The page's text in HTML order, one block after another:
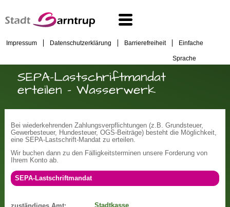
Impressum Datenschutzerklärung Barrierefreiheit Einfache
Sprache
SEPA-Lastschriftmandat
erteilen - Wasserwerk
Bei wiederkehrenden Zahlungsverpflichtungen (z.B. Grundsteuer,
Gewerbesteuer, Hundesteuer, OGS-Beiträge) besteht die Möglichkeit,
eine SEPA-Lastschrift-Mandat zu erteilen.
Wir buchen dann zu den Fälligkeitsterminen unsere Forderung von
Ihrem Konto ab.
SEPA-Lastschriftmandat
Stadtkasse